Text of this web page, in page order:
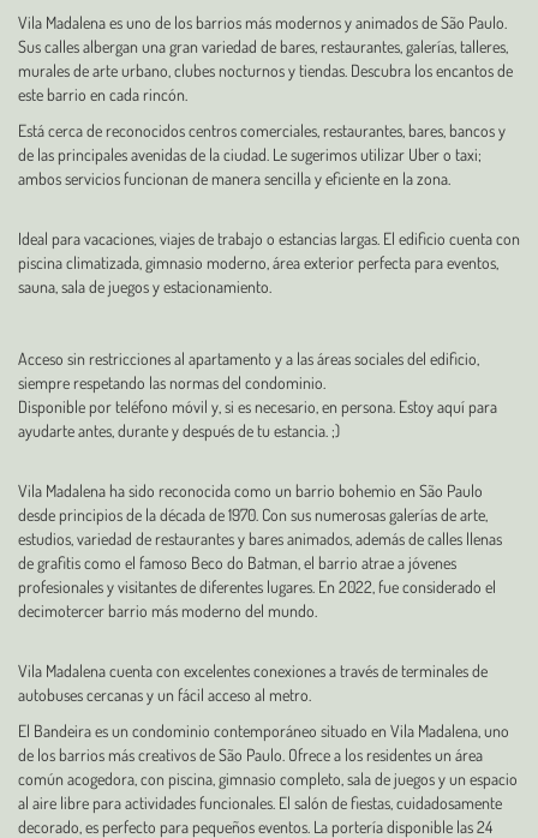
Vila Madalena es uno de los barrios más modernos y animados de São Paulo.
Sus calles albergan una gran variedad de bares, restaurantes, galerías, talleres,
murales de arte urbano, clubes nocturnos y tiendas. Descubra los encantos de
este barrio en cada rincón.
Está cerca de reconocidos centros comerciales, restaurantes, bares, bancos y
de las principales avenidas de la ciudad. Le sugerimos utilizar Uber o taxi;
ambos servicios funcionan de manera sencilla y eficiente en la zona.
Ideal para vacaciones, viajes de trabajo o estancias largas. El edificio cuenta con
piscina climatizada, gimnasio moderno, área exterior perfecta para eventos,
sauna, sala de juegos y estacionamiento.
Acceso sin restricciones al apartamento y a las áreas sociales del edificio,
siempre respetando las normas del condominio.
Disponible por teléfono móvil y, si es necesario, en persona. Estoy aquí para
ayudarte antes, durante y después de tu estancia. ;)
Vila Madalena ha sido reconocida como un barrio bohemio en São Paulo
desde principios de la década de 1970. Con sus numerosas galerías de arte,
estudios, variedad de restaurantes y bares animados, además de calles llenas
de grafitis como el famoso Beco do Batman, el barrio atrae a jóvenes
profesionales y visitantes de diferentes lugares. En 2022, fue considerado el
decimotercer barrio más moderno del mundo.
Vila Madalena cuenta con excelentes conexiones a través de terminales de
autobuses cercanas y un fácil acceso al metro.
El Bandeira es un condominio contemporáneo situado en Vila Madalena, uno
de los barrios más creativos de São Paulo. Ofrece a los residentes un área
común acogedora, con piscina, gimnasio completo, sala de juegos y un espacio
al aire libre para actividades funcionales. El salón de fiestas, cuidadosamente
decorado, es perfecto para pequeños eventos. La portería disponible las 24